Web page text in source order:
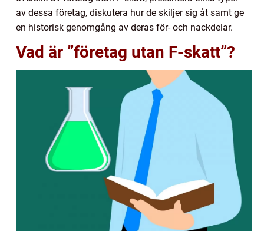
av dessa företag, diskutera hur de skiljer sig åt samt ge
en historisk genomgång av deras för- och nackdelar.
Vad är ”företag utan F-skatt”?